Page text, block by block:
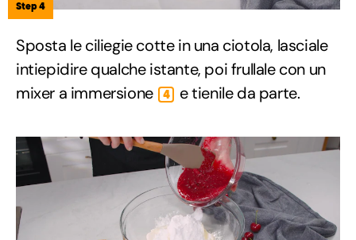
Step 4
Sposta le ciliegie cotte in una ciotola, lasciale
intiepidire qualche istante, poi frullale con un
mixer a immersione
4 e tienile da parte.